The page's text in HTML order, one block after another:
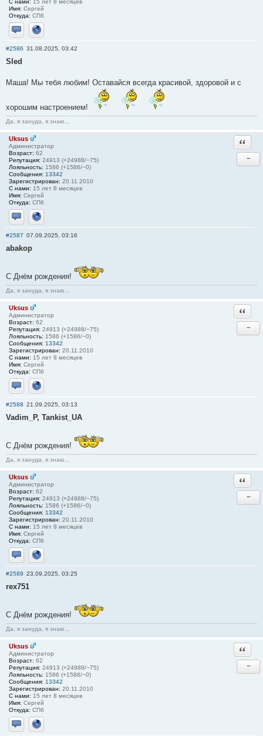
С нами: 15 лет 8 месяцев
Имя: Сергей
Откуда: СПб
Отправить личное сообщение
Сайт
#2586 31.08.2025, 03:42
Sled
Маша! Мы тебя любим! Оставайся всегда красивой, здоровой и с
хорошим настроением!
Да, я зануда, я знаю...
Uksus
Администратор
Возраст: 62
Репутация: 24913 (+24988/−75)
Лояльность: 1586 (+1586/−0)
Сообщения: 13342
Зарегистрирован: 20.11.2010
С нами: 15 лет 8 месяцев
Имя: Сергей
Откуда: СПб
Отправить личное сообщение
Сайт
−
#2587 07.09.2025, 03:16
abakop
С Днём рождения!
Да, я зануда, я знаю...
Uksus
Администратор
Возраст: 62
Репутация: 24913 (+24988/−75)
Лояльность: 1586 (+1586/−0)
Сообщения: 13342
Зарегистрирован: 20.11.2010
С нами: 15 лет 8 месяцев
Имя: Сергей
Откуда: СПб
Отправить личное сообщение
Сайт
−
#2588 21.09.2025, 03:13
Vadim_P, Tankist_UA
С Днём рождения!
Да, я зануда, я знаю...
Uksus
Администратор
Возраст: 62
Репутация: 24913 (+24988/−75)
Лояльность: 1586 (+1586/−0)
Сообщения: 13342
Зарегистрирован: 20.11.2010
С нами: 15 лет 8 месяцев
Имя: Сергей
Откуда: СПб
Отправить личное сообщение
Сайт
−
#2589 23.09.2025, 03:25
rex751
С Днём рождения!
Да, я зануда, я знаю...
Uksus
Администратор
Возраст: 62
Репутация: 24913 (+24988/−75)
Лояльность: 1586 (+1586/−0)
Сообщения: 13342
Зарегистрирован: 20.11.2010
С нами: 15 лет 8 месяцев
Имя: Сергей
Откуда: СПб
Отправить личное сообщение
Сайт
−